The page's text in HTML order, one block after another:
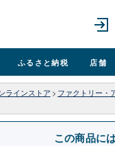
ふるさと納税 店舗
ラインストア > ファクトリー・
この商品に